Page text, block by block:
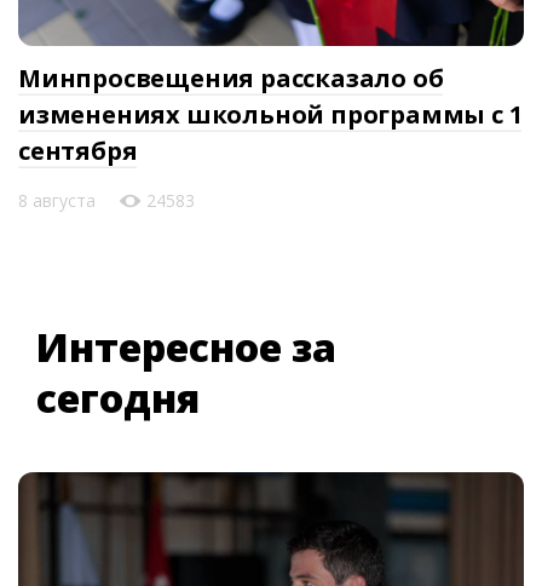
Минпросвещения рассказало об
изменениях школьной программы с 1
сентября
8 августа 24583
Интересное за
сегодня